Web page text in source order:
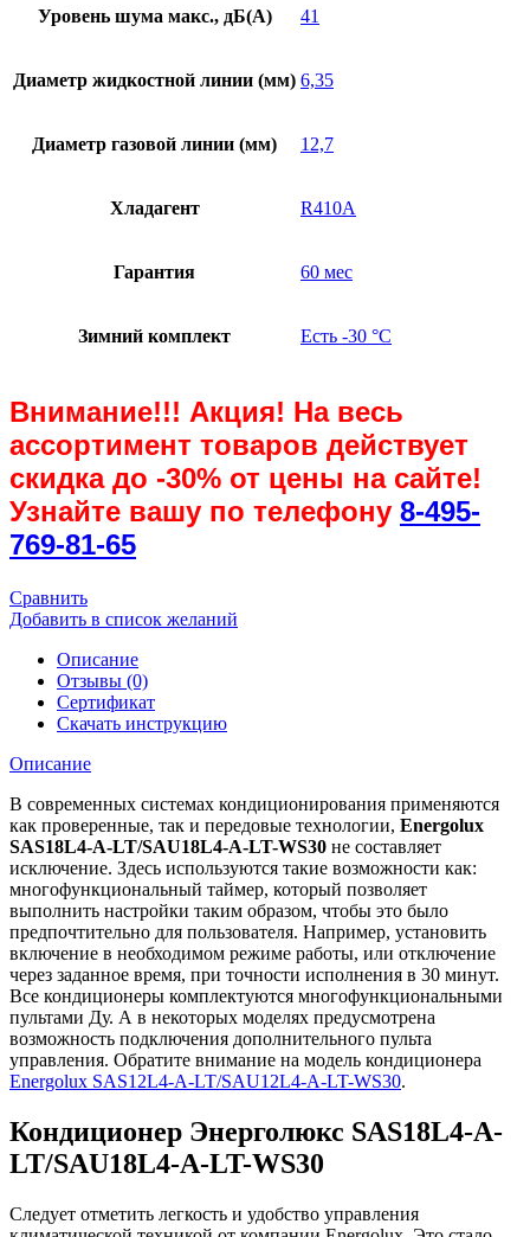
Уровень шума макс., дБ(А) 41
Диаметр жидкостной линии (мм) 6,35
Диаметр газовой линии (мм) 12,7
Хладагент R410A
Гарантия 60 мес
Зимний комплект Есть -30 °С
Внимание!!! Акция! На весь
ассортимент товаров действует
скидка до -30% от цены на сайте!
Узнайте вашу по телефону 8-495-
769-81-65
Сравнить
Добавить в список желаний
Описание
Отзывы (0)
Сертификат
Скачать инструкцию
Описание
В современных системах кондиционирования применяются
как проверенные, так и передовые технологии, Energolux
SAS18L4-A-LT/SAU18L4-A-LT-WS30 не составляет
исключение. Здесь используются такие возможности как:
многофункциональный таймер, который позволяет
выполнить настройки таким образом, чтобы это было
предпочтительно для пользователя. Например, установить
включение в необходимом режиме работы, или отключение
через заданное время, при точности исполнения в 30 минут.
Все кондиционеры комплектуются многофункциональными
пультами Ду. А в некоторых моделях предусмотрена
возможность подключения дополнительного пульта
управления. Обратите внимание на модель кондиционера
Energolux SAS12L4-A-LT/SAU12L4-A-LT-WS30.
Кондиционер Энерголюкс SAS18L4-A-
LT/SAU18L4-A-LT-WS30
Следует отметить легкость и удобство управления